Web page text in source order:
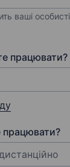
ваші
працювати?
працювати?